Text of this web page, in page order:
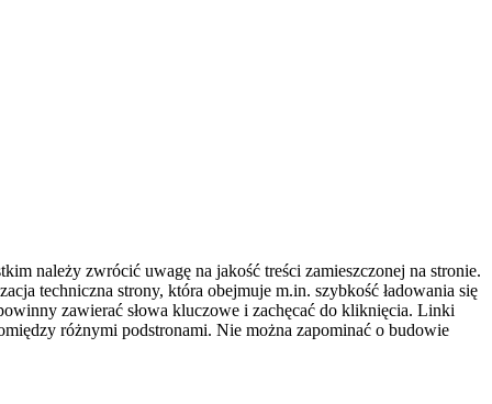
należy zwrócić uwagę na jakość treści zamieszczonej na stronie.
techniczna strony, która obejmuje m.in. szybkość ładowania się
zawierać słowa kluczowe i zachęcać do kliknięcia. Linki
różnymi podstronami. Nie można zapominać o budowie